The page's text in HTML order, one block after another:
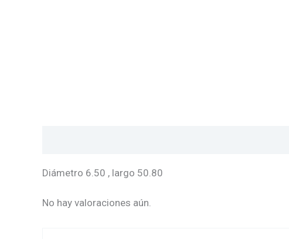
Diámetro 6.50 , largo 50.80
No hay valoraciones aún.